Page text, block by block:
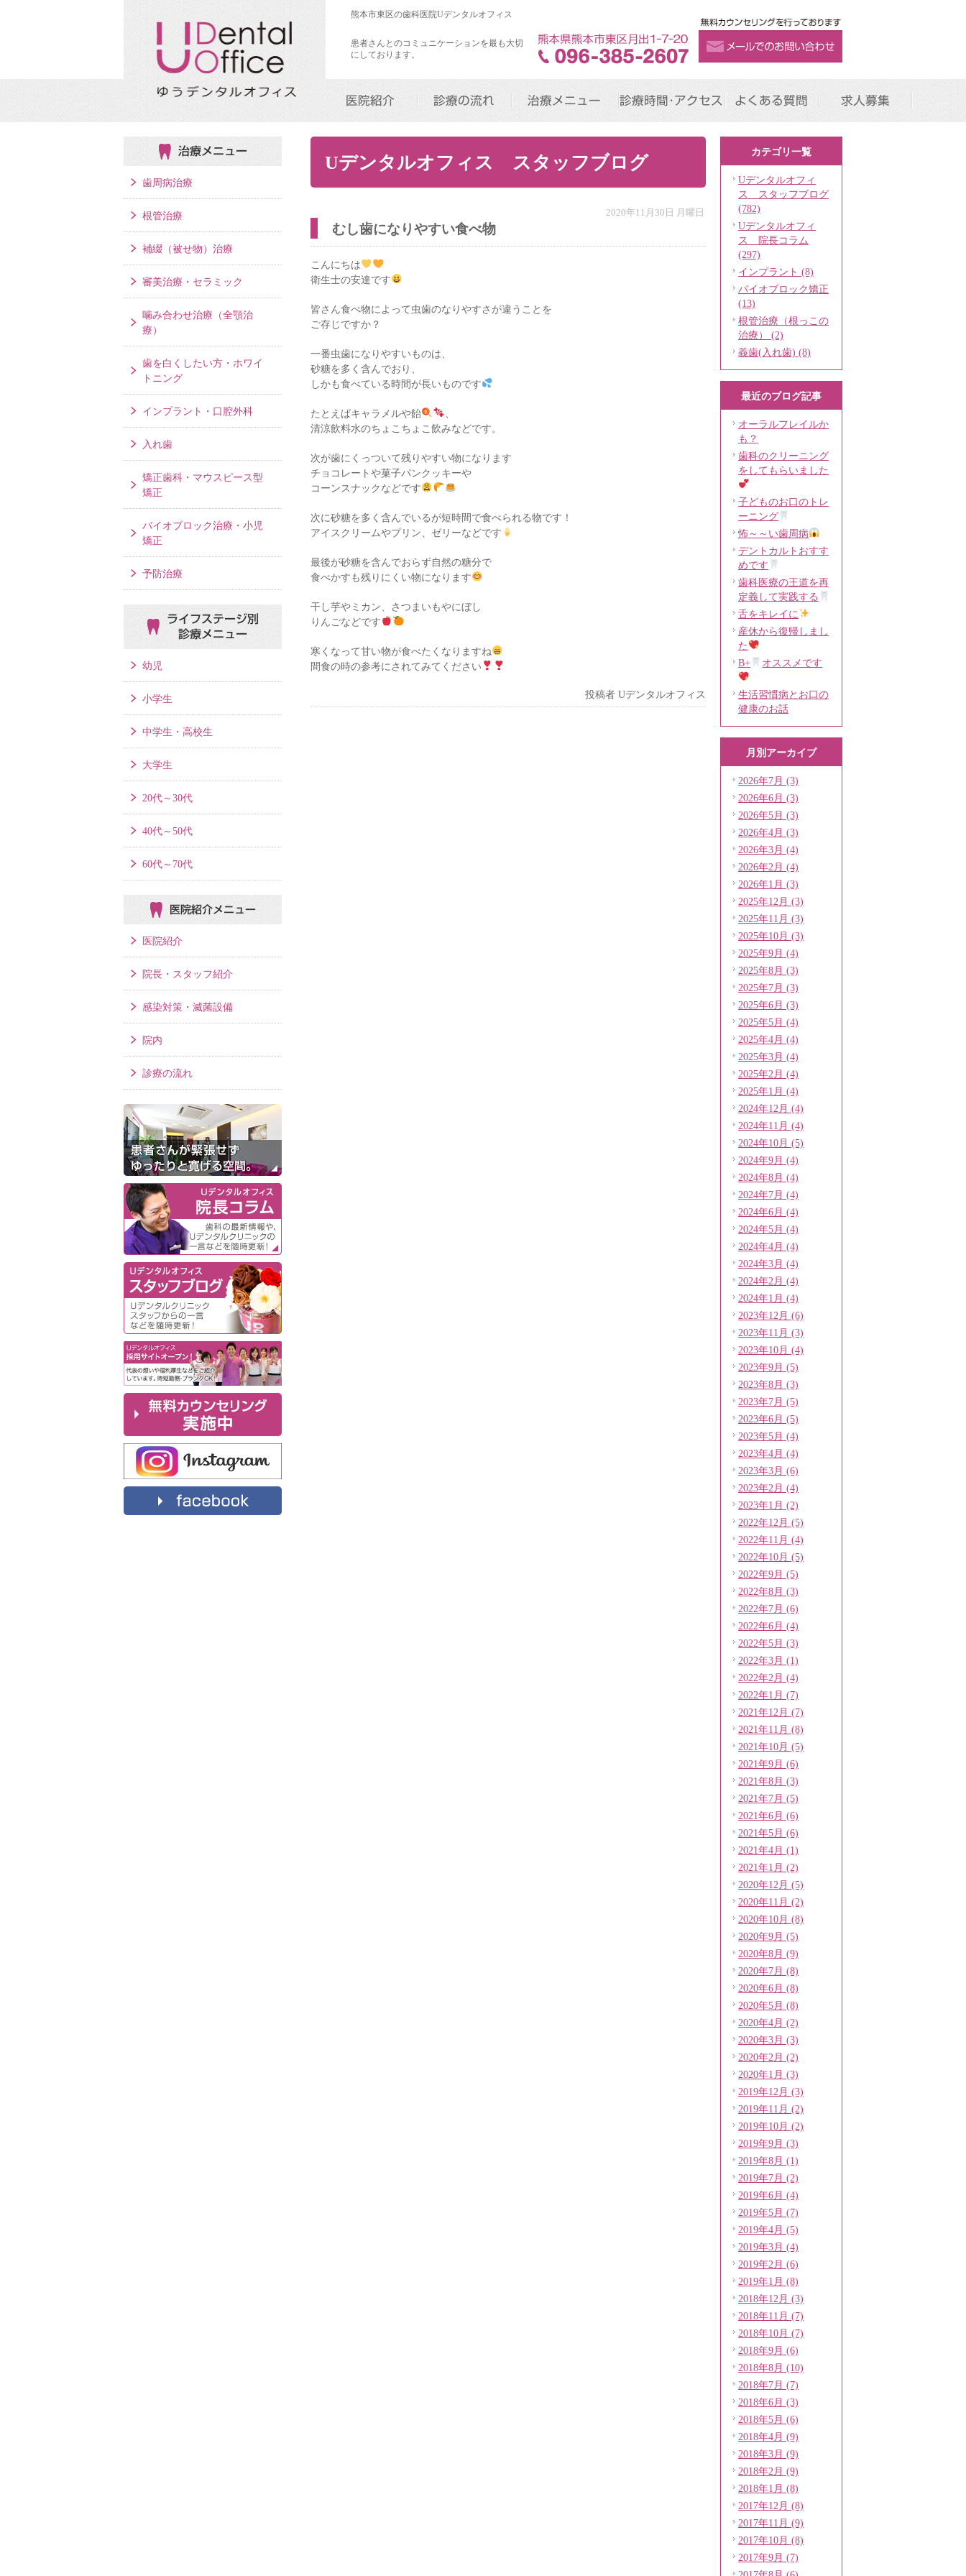
熊本市東区の歯科医院Uデンタルオフィス
患者さんとのコミュニケーションを最も大切
にしております。
医院紹介 診療の流れ 治療メニュー 診療時間･アクセス よくある質問 求人募集
Uデンタルオフィス スタッフブログ
2020年11月30日 月曜日
むし歯になりやすい食べ物
こんにちは
衛生士の安達です
皆さん食べ物によって虫歯のなりやすさが違うことを
ご存じですか？
一番虫歯になりやすいものは、
砂糖を多く含んでおり、
しかも食べている時間が長いものです
たとえばキャラメルや飴
清涼飲料水のちょこちょこ飲みなどです。
次が歯にくっついて残りやすい物になります
チョコレートや菓子パンクッキーや
コーンスナックなどです
次に砂糖を多く含んでいるが短時間で食べられる物です！
アイスクリームやプリン、ゼリーなどです
最後が砂糖を含んでおらず自然の糖分で
食べかすも残りにくい物になります
干し芋やミカン、さつまいもやにぼし
りんごなどです
寒くなって甘い物が食べたくなりますね
間食の時の参考にされてみてください
投稿者 Uデンタルオフィス
カテゴリ一覧
Uデンタルオフィ
ス スタッフブログ
(782)
Uデンタルオフィ
ス 院長コラム
(297)
インプラント (8)
バイオブロック矯正
(13)
根管治療（根っこの
治療） (2)
義歯(入れ歯) (8)
最近のブログ記事
オーラルフレイルか
も？
歯科のクリーニング
をしてもらいました
子どものお口のトレ
ーニング
怖～～い歯周病
デントカルトおすす
めです
歯科医療の王道を再
定義して実践する
舌をキレイに
産休から復帰しまし
た
B+
オススメです
生活習慣病とお口の
健康のお話
月別アーカイブ
2026年7月 (3)
2026年6月 (3)
2026年5月 (3)
2026年4月 (3)
2026年3月 (4)
2026年2月 (4)
2026年1月 (3)
2025年12月 (3)
2025年11月 (3)
2025年10月 (3)
2025年9月 (4)
2025年8月 (3)
2025年7月 (3)
2025年6月 (3)
2025年5月 (4)
2025年4月 (4)
2025年3月 (4)
2025年2月 (4)
2025年1月 (4)
2024年12月 (4)
2024年11月 (4)
2024年10月 (5)
2024年9月 (4)
2024年8月 (4)
2024年7月 (4)
2024年6月 (4)
2024年5月 (4)
2024年4月 (4)
2024年3月 (4)
2024年2月 (4)
2024年1月 (4)
2023年12月 (6)
2023年11月 (3)
2023年10月 (4)
2023年9月 (5)
2023年8月 (3)
2023年7月 (5)
2023年6月 (5)
2023年5月 (4)
2023年4月 (4)
2023年3月 (6)
2023年2月 (4)
2023年1月 (2)
2022年12月 (5)
2022年11月 (4)
2022年10月 (5)
2022年9月 (5)
2022年8月 (3)
2022年7月 (6)
2022年6月 (4)
2022年5月 (3)
2022年3月 (1)
2022年2月 (4)
2022年1月 (7)
2021年12月 (7)
2021年11月 (8)
2021年10月 (5)
2021年9月 (6)
2021年8月 (3)
2021年7月 (5)
2021年6月 (6)
2021年5月 (6)
2021年4月 (1)
2021年1月 (2)
2020年12月 (5)
2020年11月 (2)
2020年10月 (8)
2020年9月 (5)
2020年8月 (9)
2020年7月 (8)
2020年6月 (8)
2020年5月 (8)
2020年4月 (2)
2020年3月 (3)
2020年2月 (2)
2020年1月 (3)
2019年12月 (3)
2019年11月 (2)
2019年10月 (2)
2019年9月 (3)
2019年8月 (1)
2019年7月 (2)
2019年6月 (4)
2019年5月 (7)
2019年4月 (5)
2019年3月 (4)
2019年2月 (6)
2019年1月 (8)
2018年12月 (3)
2018年11月 (7)
2018年10月 (7)
2018年9月 (6)
2018年8月 (10)
2018年7月 (7)
2018年6月 (3)
2018年5月 (6)
2018年4月 (9)
2018年3月 (9)
2018年2月 (9)
2018年1月 (8)
2017年12月 (8)
2017年11月 (9)
2017年10月 (8)
2017年9月 (7)
治療メニュー
歯周病治療
根管治療
補綴（被せ物）治療
審美治療・セラミック
噛み合わせ治療（全顎治
療）
歯を白くしたい方・ホワイ
トニング
インプラント・口腔外科
入れ歯
矯正歯科・マウスピース型
矯正
バイオブロック治療・小児
矯正
予防治療
ライフステージ別
診療メニュー
幼児
小学生
中学生・高校生
大学生
20代～30代
40代～50代
60代～70代
医院紹介メニュー
医院紹介
院長・スタッフ紹介
感染対策・滅菌設備
院内
診療の流れ